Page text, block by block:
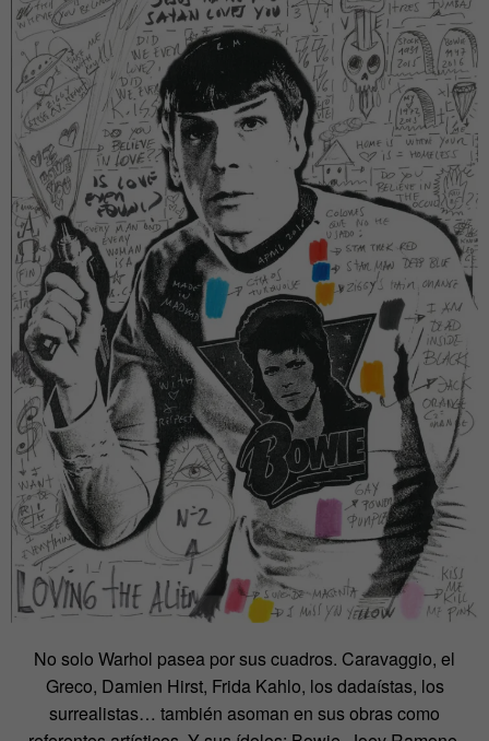
No solo Warhol pasea por sus cuadros. Caravaggio, el
Greco, Damien Hirst, Frida Kahlo, los dadaístas, los
surrealistas… también asoman en sus obras como